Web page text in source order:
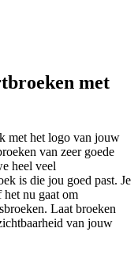
met
met het logo van jouw
van zeer goede
heel veel
is die jou goed past. Je
het nu gaat om
Laat broeken
van jouw